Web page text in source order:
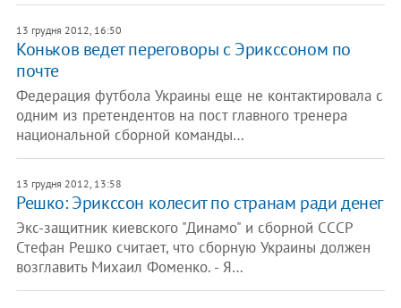
13 грудня 2012, 16:50
Коньков ведет переговоры с Эрикссоном по
почте
Федерация футбола Украины еще не контактировала с
одним из претендентов на пост главного тренера
национальной сборной команды…
13 грудня 2012, 13:58
Решко: Эрикссон колесит по странам ради денег
Экс-защитник киевского "Динамо" и сборной СССР
Стефан Решко считает, что сборную Украины должен
возглавить Михаил Фоменко. - Я…